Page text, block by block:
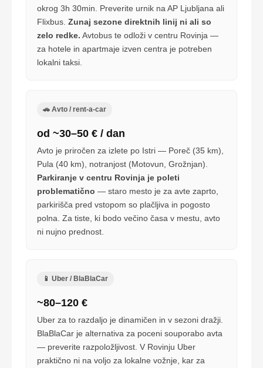
okrog 3h 30min. Preverite urnik na AP Ljubljana ali
Flixbus. Zunaj sezone direktnih linij ni ali so
zelo redke. Avtobus te odloži v centru Rovinja —
za hotele in apartmaje izven centra je potreben
lokalni taksi.
🚗 Avto / rent-a-car
od ~30–50 € / dan
Avto je priročen za izlete po Istri — Poreč (35 km),
Pula (40 km), notranjost (Motovun, Grožnjan).
Parkiranje v centru Rovinja je poleti
problematično — staro mesto je za avte zaprto,
parkirišča pred vstopom so plačljiva in pogosto
polna. Za tiste, ki bodo večino časa v mestu, avto
ni nujno prednost.
📱 Uber / BlaBlaCar
~80–120 €
Uber za to razdaljo je dinamičen in v sezoni dražji.
BlaBlaCar je alternativa za poceni souporabo avta
— preverite razpoložljivost. V Rovinju Uber
praktično ni na voljo za lokalne vožnje, kar za